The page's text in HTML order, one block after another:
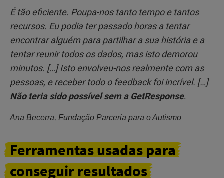
É tão eficiente. Poupa-nos tanto tempo e tantos
recursos. Eu podia ter passado horas a tentar
encontrar alguém para partilhar a sua história e a
tentar reunir todos os dados, mas isto demorou
minutos. […] Isto envolveu-nos realmente com as
pessoas, e receber todo o feedback foi incrível. […]
Não teria sido possível sem a GetResponse.
Ana Becerra, Fundação Parceria para o Autismo
Ferramentasusadas para
conseguir resultados